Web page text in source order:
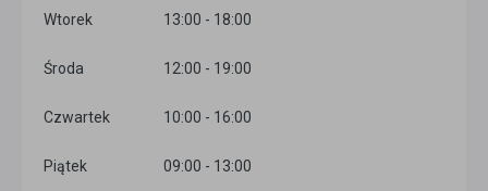
Wtorek 13:00 - 18:00
Środa 12:00 - 19:00
Czwartek 10:00 - 16:00
Piątek 09:00 - 13:00